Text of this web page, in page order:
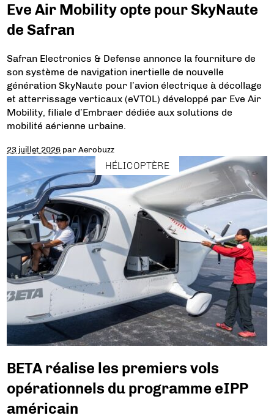
Eve Air Mobility opte pour SkyNaute
de Safran
Safran Electronics & Defense annonce la fourniture de
son système de navigation inertielle de nouvelle
génération SkyNaute pour l’avion électrique à décollage
et atterrissage verticaux (eVTOL) développé par Eve Air
Mobility, filiale d’Embraer dédiée aux solutions de
mobilité aérienne urbaine.
23 juillet 2026 parAerobuzz
HÉLICOPTÈRE
BETA réalise les premiers vols
opérationnels du programme eIPP
américain